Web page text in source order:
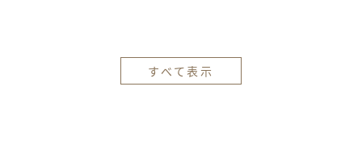
すべて表示